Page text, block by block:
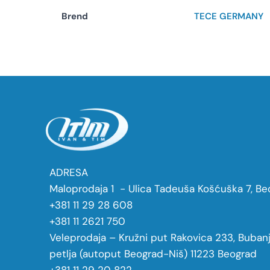
Brend TECE GERMANY
ADRESA
Maloprodaja 1 - Ulica Tadeuša Košćuška 7,
+381 11 29 28 608
+381 11 2621 750
Veleprodaja – Kružni put Rakovica 233,
petlja (autoput Beograd-Niš) 11223 Beograd